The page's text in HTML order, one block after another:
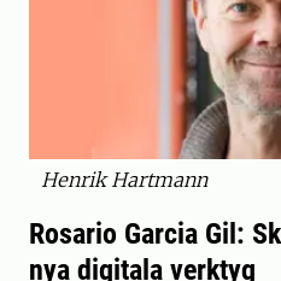
Henrik Hartmann
Rosario Garcia Gil:
nya digitala verktyg